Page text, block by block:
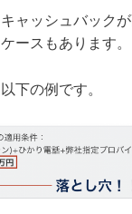
ャッシュバック
ースもあります。
下の例です。